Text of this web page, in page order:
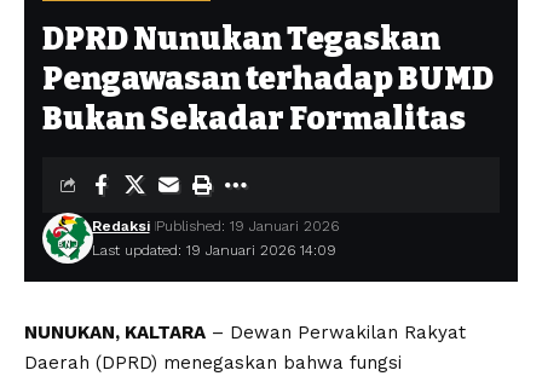
DPRD Nunukan Tegaskan
Pengawasan terhadap BUMD
Bukan Sekadar Formalitas
Last updated: 19 Januari 2026 14:09
Redaksi Published: 19 Januari 2026
NUNUKAN, KALTARA – Dewan Perwakilan Rakyat
Daerah (DPRD) menegaskan bahwa fungsi